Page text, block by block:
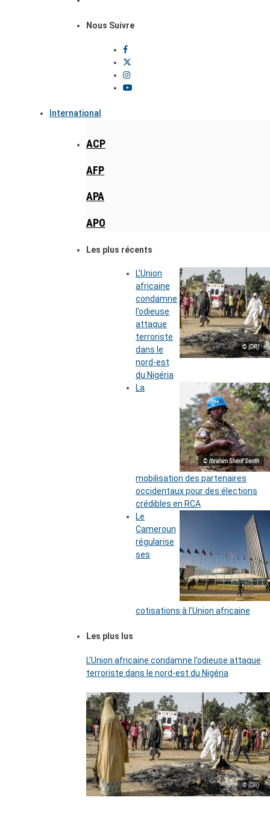
Nous Suivre
International
ACP
AFP
APA
APO
Les plus récents
© (DR)
L’Union
africaine
condamne
l’odieuse
attaque
terroriste
dans le
nord-est
du Nigéria
© Ibrahim Shérif Senth
La
mobilisation des partenaires
occidentaux pour des élections
crédibles en RCA
Le
Cameroun
régularise
ses
cotisations à l’Union africaine
Les plus lus
L’Union africaine condamne l’odieuse attaque
terroriste dans le nord-est du Nigéria
© (DR)